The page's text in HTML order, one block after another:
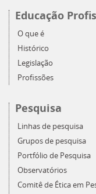
Educação
O que é
Histórico
Legislação
Profissões
Pesquisa
Linhas de pesquisa
Grupos de pesquisa
Portfólio de Pesquisa
Observatórios
Comitê de Ética em